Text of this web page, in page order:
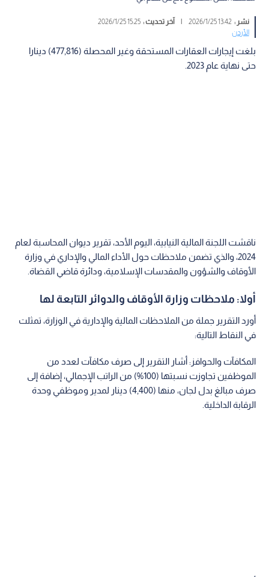
نشر :13:42 2026/1/25
| آخر تحديث :15:25 2026/1/25
الأردن
بلغت إيجارات العقارات المستحقة وغير المحصلة (477,816) دينارا
حتى نهاية عام 2023.
ناقشت اللجنة المالية النيابية، اليوم الأحد، تقرير ديوان المحاسبة لعام
2024، والذي تضمن ملاحظات حول الأداء المالي والإداري في وزارة
الأوقاف والشؤون والمقدسات الإسلامية، ودائرة قاضي القضاة.
أولا: ملاحظات وزارة الأوقاف والدوائر التابعة لها
أورد التقرير جملة من الملاحظات المالية والإدارية في الوزارة، تمثلت
في النقاط التالية:
المكافآت والحوافز: أشار التقرير إلى صرف مكافآت لعدد من
الموظفين تجاوزت نسبتها (100%) من الراتب الإجمالي، إضافة إلى
صرف مبالغ بدل لجان، منها (4,400) دينار لمدير وموظفي وحدة
الرقابة الداخلية.